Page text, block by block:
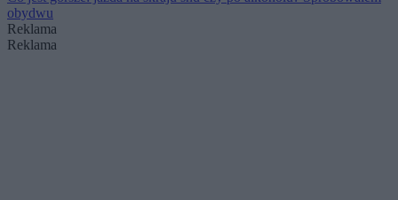
obydwu
Reklama
Reklama